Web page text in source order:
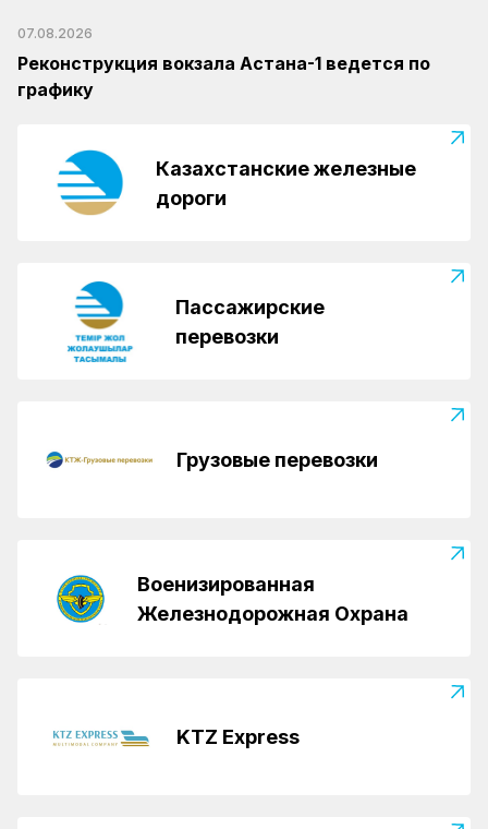
07.08.2026
Реконструкция вокзала Астана-1 ведется по
графику
Казахстанские железные
дороги
Пассажирские
перевозки
Грузовые перевозки
Военизированная
Железнодорожная Охрана
KTZ Express